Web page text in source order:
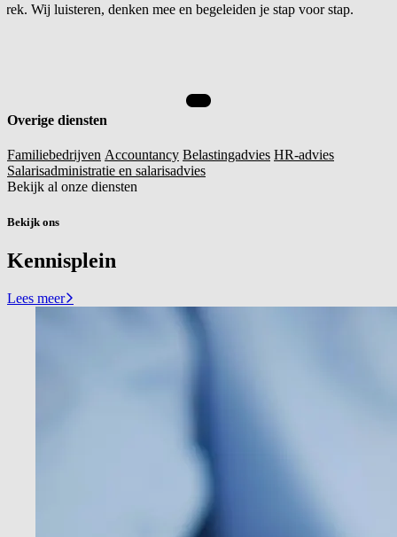
Wij luisteren, denken mee en begeleiden je stap voor stap.
Overige diensten
Familiebedrijven Accountancy Belastingadvies HR-advies
Salarisadministratie en salarisadvies
Bekijk al onze diensten
Bekijk ons
Kennisplein
Lees meer